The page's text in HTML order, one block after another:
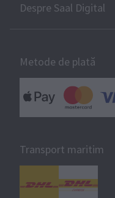
Despre Saal Digital
Metode de plată
Transport maritim